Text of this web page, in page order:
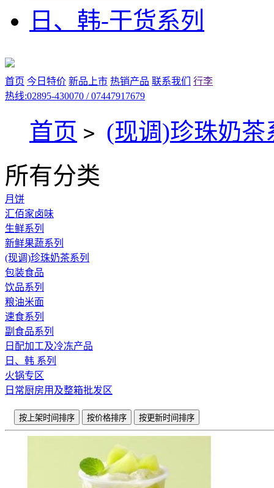
日、韩-干货系列
首页 今日特价 新品上市 热销产品 联系我们
行李
热线:02895-430070 / 07447917679
首页 > (现调)珍珠奶茶
所有分类
月饼
汇佰家卤味
生鲜系列
新鲜果蔬系列
(现调)珍珠奶茶系列
包装食品
饮品系列
粮油米面
速食系列
副食品系列
日配加工及冷冻产品
日、韩 系列
火锅专区
日常厨房用及整箱批发区
按上架时间排序 按价格排序 按更新时间排序